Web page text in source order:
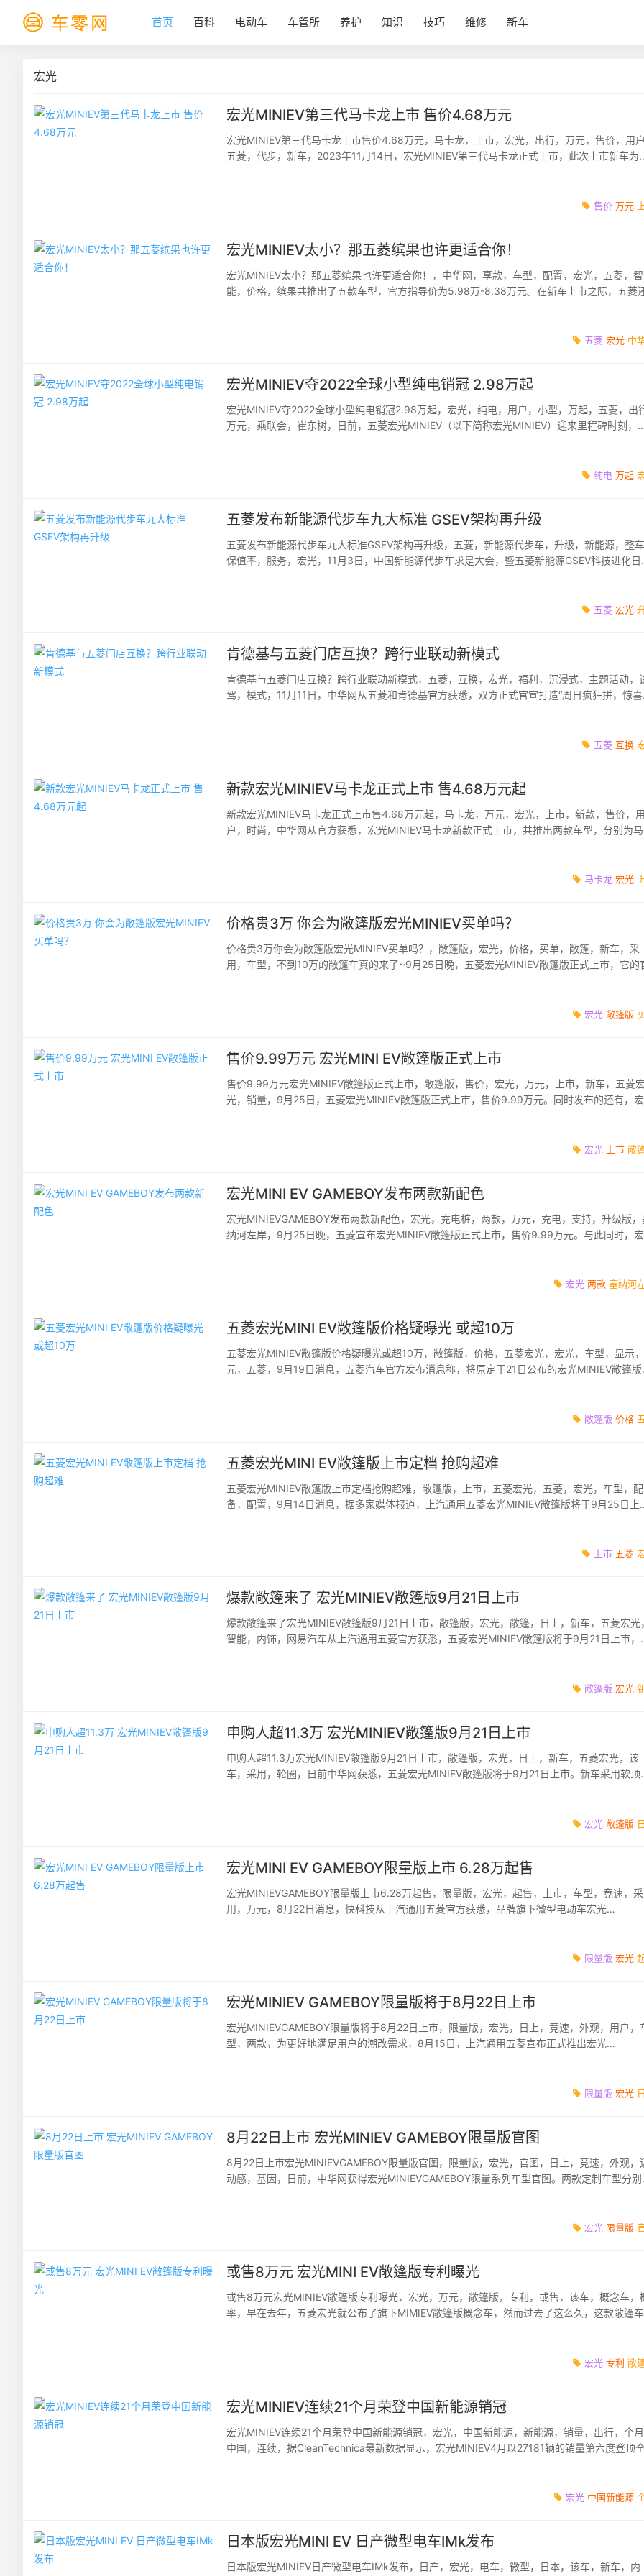
首页 百科 电动车 车管所 养护 知识 技巧 维修 新车
宏光
宏光MINIEV第三代马卡龙上市 售价4.68万元
宏光MINIEV第三代马卡龙上市售价4.68万元，马卡龙，上市，宏光，出行，万元，售价，用户
五菱，代步，新车，2023年11月14日，宏光MINIEV第三代马卡龙正式上市，此次上市新车为
售价 万元
宏光MINIEV太小？那五菱缤果也许更适合你！
宏光MINIEV太小？那五菱缤果也许更适合你！，中华网，享款，车型，配置，宏光，五菱，智
能，价格，缤果共推出了五款车型，官方指导价为5.98万-8.38万元。在新车上市之际，五菱
五菱 宏光 中
宏光MINIEV夺2022全球小型纯电销冠 2.98万起
宏光MINIEV夺2022全球小型纯电销冠2.98万起，宏光，纯电，用户，小型，万起，五菱，出
万元，乘联会，崔东树，日前，五菱宏光MINIEV（以下简称宏光MINIEV）迎来里程碑时刻，
纯电 万起
五菱发布新能源代步车九大标准 GSEV架构再升级
五菱发布新能源代步车九大标准GSEV架构再升级，五菱，新能源代步车，升级，新能源，整车
保值率，服务，宏光，11月3日，中国新能源代步车求是大会，暨五菱新能源GSEV科技进化日
五菱 宏光
肯德基与五菱门店互换？跨行业联动新模式
肯德基与五菱门店互换？跨行业联动新模式，五菱，互换，宏光，福利，沉浸式，主题活动，
驾，模式，11月11日，中华网从五菱和肯德基官方获悉，双方正式官宣打造“周日疯狂拼，惊喜
五菱 互换
新款宏光MINIEV马卡龙正式上市 售4.68万元起
新款宏光MINIEV马卡龙正式上市售4.68万元起，马卡龙，万元，宏光，上市，新款，售价，用
户，时尚，中华网从官方获悉，宏光MINIEV马卡龙新款正式上市，共推出两款车型，分别为马
马卡龙 宏光
价格贵3万 你会为敞篷版宏光MINIEV买单吗？
价格贵3万你会为敞篷版宏光MINIEV买单吗？，敞篷版，宏光，价格，买单，敞篷，新车，采
用，车型，不到10万的敞篷车真的来了~9月25日晚，五菱宏光MINIEV敞篷版正式上市，它的
宏光 敞篷版
售价9.99万元 宏光MINI EV敞篷版正式上市
售价9.99万元宏光MINIEV敞篷版正式上市，敞篷版，售价，宏光，万元，上市，新车，五菱宏
光，销量，9月25日，五菱宏光MINIEV敞篷版正式上市，售价9.99万元。同时发布的还有，宏
宏光 上市 敞
宏光MINI EV GAMEBOY发布两款新配色
宏光MINIEVGAMEBOY发布两款新配色，宏光，充电桩，两款，万元，充电，支持，升级版，
纳河左岸，9月25日晚，五菱宣布宏光MINIEV敞篷版正式上市，售价9.99万元。与此同时，宏
宏光 两款 塞纳河
五菱宏光MINI EV敞篷版价格疑曝光 或超10万
五菱宏光MINIEV敞篷版价格疑曝光或超10万，敞篷版，价格，五菱宏光，宏光，车型，显示
元，五菱，9月19日消息，五菱汽车官方发布消息称，将原定于21日公布的宏光MINIEV敞篷版
敞篷版 价格
五菱宏光MINI EV敞篷版上市定档 抢购超难
五菱宏光MINIEV敞篷版上市定档抢购超难，敞篷版，上市，五菱宏光，五菱，宏光，车型，配
备，配置，9月14日消息，据多家媒体报道，上汽通用五菱宏光MINIEV敞篷版将于9月25日上
上市 五菱
爆款敞篷来了 宏光MINIEV敞篷版9月21日上市
爆款敞篷来了宏光MINIEV敞篷版9月21日上市，敞篷版，宏光，敞篷，日上，新车，五菱宏光，
智能，内饰，网易汽车从上汽通用五菱官方获悉，五菱宏光MINIEV敞篷版将于9月21日上市，
敞篷版 宏光
申购人超11.3万 宏光MINIEV敞篷版9月21日上市
申购人超11.3万宏光MINIEV敞篷版9月21日上市，敞篷版，宏光，日上，新车，五菱宏光，该
车，采用，轮圈，日前中华网获悉，五菱宏光MINIEV敞篷版将于9月21日上市。新车采用软顶
宏光 敞篷版
宏光MINI EV GAMEBOY限量版上市 6.28万起售
宏光MINIEVGAMEBOY限量版上市6.28万起售，限量版，宏光，起售，上市，车型，竞速，采
用，万元，8月22日消息，快科技从上汽通用五菱官方获悉，品牌旗下微型电动车宏光
限量版 宏光
宏光MINIEV GAMEBOY限量版将于8月22日上市
宏光MINIEVGAMEBOY限量版将于8月22日上市，限量版，宏光，日上，竞速，外观，用户，
型，两款，为更好地满足用户的潮改需求，8月15日，上汽通用五菱宣布正式推出宏光
限量版 宏光
8月22日上市 宏光MINIEV GAMEBOY限量版官图
8月22日上市宏光MINIEVGAMEBOY限量版官图，限量版，宏光，官图，日上，竞速，外观，
动感，基因，日前，中华网获得宏光MINIEVGAMEBOY限量系列车型官图。两款定制车型分别
宏光 限量版
或售8万元 宏光MINI EV敞篷版专利曝光
或售8万元宏光MINIEV敞篷版专利曝光，宏光，万元，敞篷版，专利，或售，该车，概念车，
率，早在去年，五菱宏光就公布了旗下MIMIEV敞篷版概念车，然而过去了这么久，这款敞篷车
宏光 专利 敞
宏光MINIEV连续21个月荣登中国新能源销冠
宏光MINIEV连续21个月荣登中国新能源销冠，宏光，中国新能源，新能源，销量，出行，个月
中国，连续，据CleanTechnica最新数据显示，宏光MINIEV4月以27181辆的销量第六度登顶
宏光 中国新能源
日本版宏光MINI EV 日产微型电车IMk发布
日本版宏光MINIEV日产微型电车IMk发布，日产，宏光，电车，微型，日本，该车，新车，内